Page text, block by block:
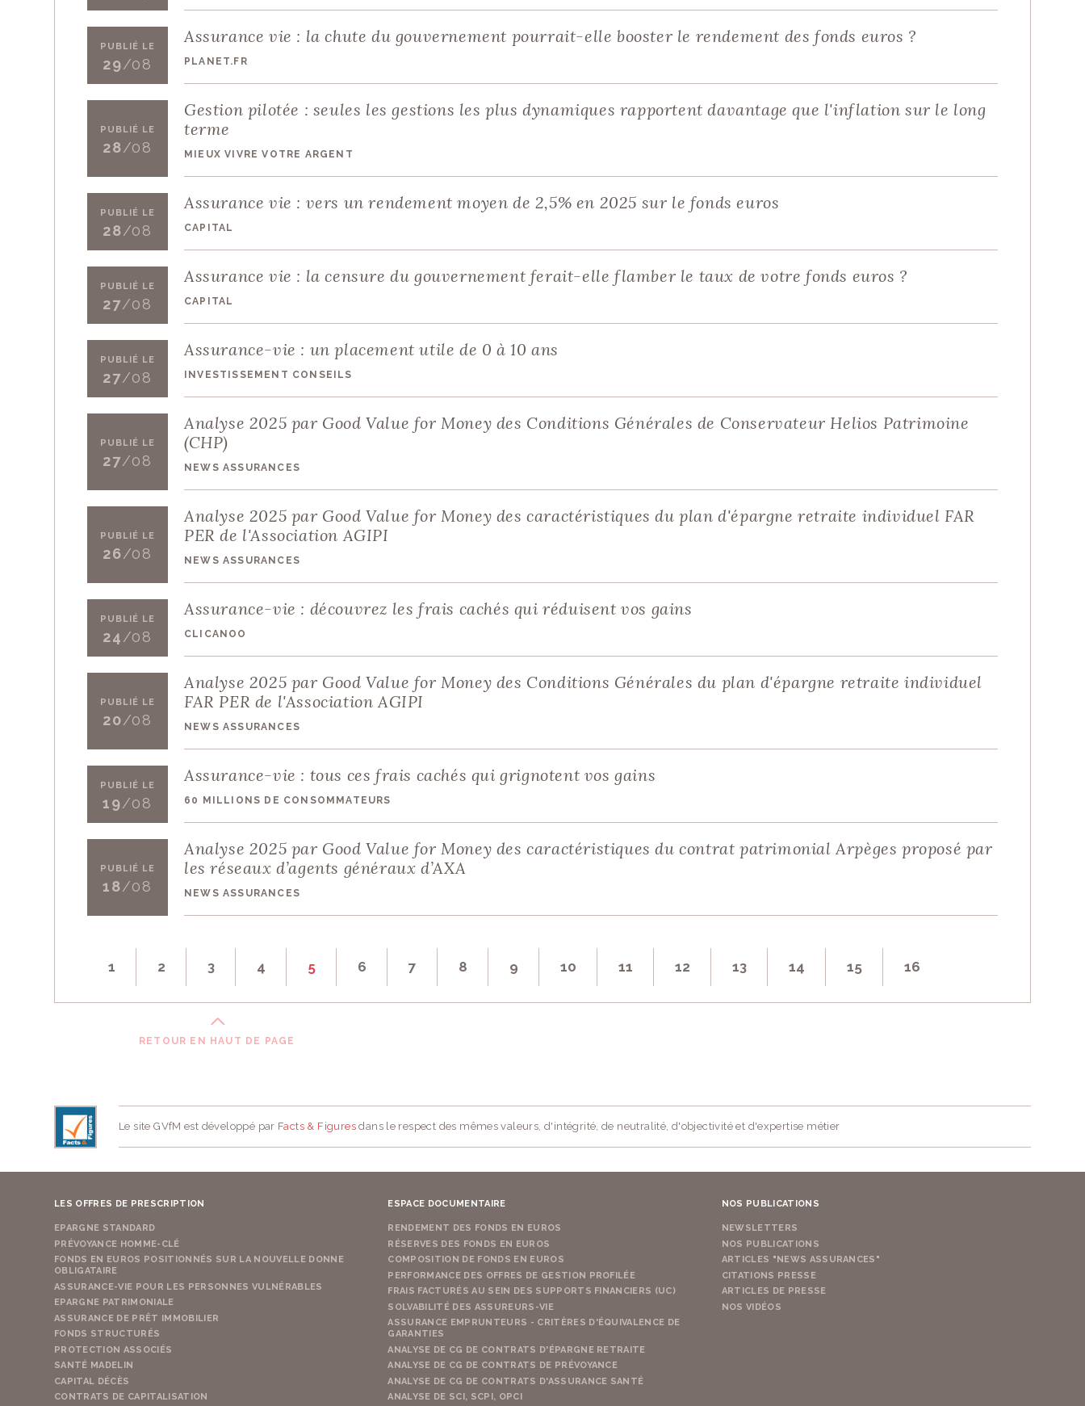
PUBLIÉ LE
29/08
Assurance vie : la chute du gouvernement pourrait-elle booster le rendement des fonds euros ?
PLANET.FR
PUBLIÉ LE
28/08
Gestion pilotée : seules les gestions les plus dynamiques rapportent davantage que l'inflation sur le long
terme
MIEUX VIVRE VOTRE ARGENT
PUBLIÉ LE
28/08
Assurance vie : vers un rendement moyen de 2,5% en 2025 sur le fonds euros
CAPITAL
PUBLIÉ LE
27/08
Assurance vie : la censure du gouvernement ferait-elle flamber le taux de votre fonds euros ?
CAPITAL
PUBLIÉ LE
27/08
Assurance-vie : un placement utile de 0 à 10 ans
INVESTISSEMENT CONSEILS
PUBLIÉ LE
27/08
Analyse 2025 par Good Value for Money des Conditions Générales de Conservateur Helios Patrimoine
(CHP)
NEWS ASSURANCES
PUBLIÉ LE
26/08
Analyse 2025 par Good Value for Money des caractéristiques du plan d'épargne retraite individuel FAR
PER de l'Association AGIPI
NEWS ASSURANCES
PUBLIÉ LE
24/08
Assurance-vie : découvrez les frais cachés qui réduisent vos gains
CLICANOO
PUBLIÉ LE
20/08
Analyse 2025 par Good Value for Money des Conditions Générales du plan d'épargne retraite individuel
FAR PER de l'Association AGIPI
NEWS ASSURANCES
PUBLIÉ LE
19/08
Assurance-vie : tous ces frais cachés qui grignotent vos gains
60 MILLIONS DE CONSOMMATEURS
PUBLIÉ LE
18/08
Analyse 2025 par Good Value for Money des caractéristiques du contrat patrimonial Arpèges proposé par
les réseaux d’agents généraux d’AXA
NEWS ASSURANCES
1 2 3 4 5 6 7 8 9 10 11 12 13 14 15 16
RETOUR EN HAUT DE PAGE
Le site GVfM est développé par Facts & Figuresdans le respect des mêmes valeurs, d'intégrité, de neutralité, d'objectivité et d'expertise métier
LES OFFRES DE PRESCRIPTION
EPARGNE STANDARD
PRÉVOYANCE HOMME-CLÉ
FONDS EN EUROS POSITIONNÉS SUR LA NOUVELLE DONNE
OBLIGATAIRE
ASSURANCE-VIE POUR LES PERSONNES VULNÉRABLES
EPARGNE PATRIMONIALE
ASSURANCE DE PRÊT IMMOBILIER
FONDS STRUCTURÉS
PROTECTION ASSOCIÉS
SANTÉ MADELIN
CAPITAL DÉCÈS
CONTRATS DE CAPITALISATION
ESPACE DOCUMENTAIRE
RENDEMENT DES FONDS EN EUROS
RÉSERVES DES FONDS EN EUROS
COMPOSITION DE FONDS EN EUROS
PERFORMANCE DES OFFRES DE GESTION PROFILÉE
FRAIS FACTURÉS AU SEIN DES SUPPORTS FINANCIERS (UC)
SOLVABILITÉ DES ASSUREURS-VIE
ASSURANCE EMPRUNTEURS - CRITÈRES D'ÉQUIVALENCE DE
GARANTIES
ANALYSE DE CG DE CONTRATS D'ÉPARGNE RETRAITE
ANALYSE DE CG DE CONTRATS DE PRÉVOYANCE
ANALYSE DE CG DE CONTRATS D'ASSURANCE SANTÉ
ANALYSE DE SCI, SCPI, OPCI
NOS PUBLICATIONS
NEWSLETTERS
NOS PUBLICATIONS
ARTICLES "NEWS ASSURANCES"
CITATIONS PRESSE
ARTICLES DE PRESSE
NOS VIDÉOS